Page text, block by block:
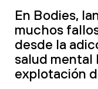
En Bodies,
muchos
desde la
salud mental
explotación